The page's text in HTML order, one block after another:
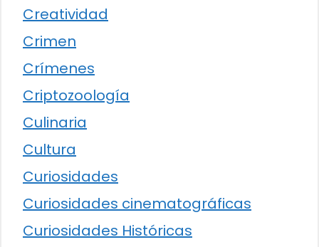
Creatividad
Crimen
Crímenes
Criptozoología
Culinaria
Cultura
Curiosidades
Curiosidades cinematográficas
Curiosidades Históricas